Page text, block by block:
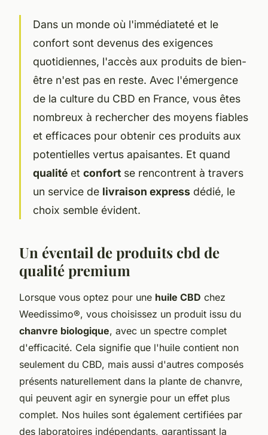
Dans un monde où l'immédiateté et le
confort sont devenus des exigences
quotidiennes, l'accès aux produits de bien-
être n'est pas en reste. Avec l'émergence
de la culture du CBD en France, vous êtes
nombreux à rechercher des moyens fiables
et efficaces pour obtenir ces produits aux
potentielles vertus apaisantes. Et quand
qualité et confort se rencontrent à travers
un service de livraison express dédié, le
choix semble évident.
Un éventail de produits cbd de
qualité premium
Lorsque vous optez pour une huile CBD chez
Weedissimo®, vous choisissez un produit issu du
chanvre biologique, avec un spectre complet
d'efficacité. Cela signifie que l'huile contient non
seulement du CBD, mais aussi d'autres composés
présents naturellement dans la plante de chanvre,
qui peuvent agir en synergie pour un effet plus
complet. Nos huiles sont également certifiées par
des laboratoires indépendants, garantissant la